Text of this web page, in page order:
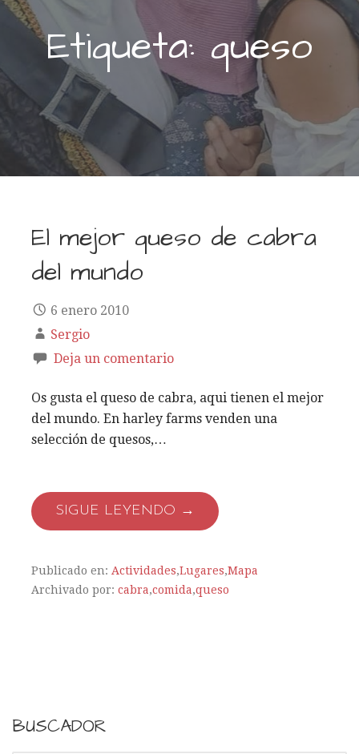
Etiqueta: queso
El mejor queso de cabra
del mundo
6 enero 2010
Sergio
Deja un comentario
Os gusta el queso de cabra, aqui tienen el mejor
del mundo. En harley farms venden una
selección de quesos,…
SIGUE LEYENDO →
Publicado en: Actividades,Lugares,Mapa
Archivado por: cabra,comida,queso
BUSCADOR